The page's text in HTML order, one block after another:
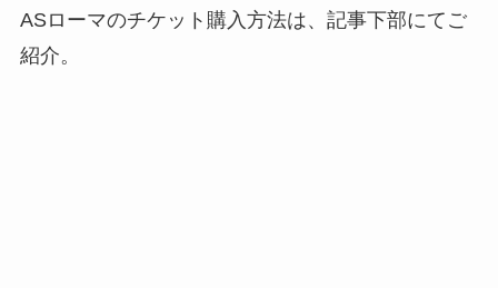
ASローマのチケット購入方法は、記事下部にてご
紹介。